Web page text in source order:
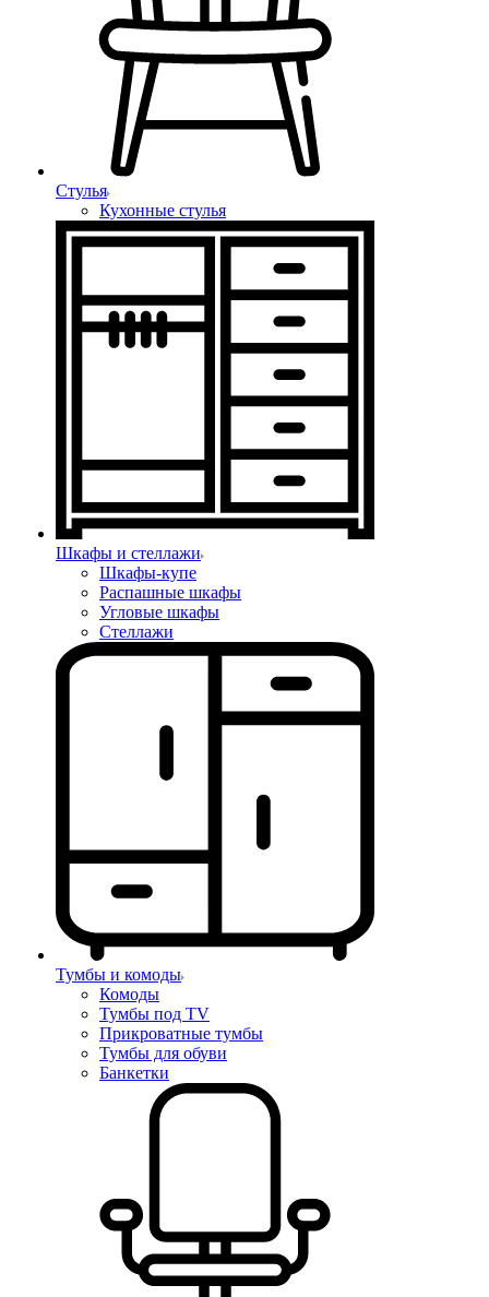
Стулья
Кухонные стулья
Шкафы и стеллажи
Шкафы-купе
Распашные шкафы
Угловые шкафы
Стеллажи
Тумбы и комоды
Комоды
Тумбы под TV
Прикроватные тумбы
Тумбы для обуви
Банкетки